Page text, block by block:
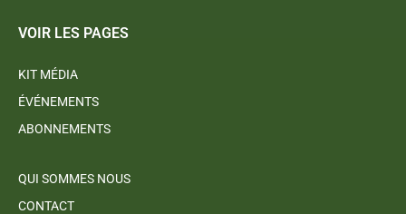
VOIR LES PAGES
KIT MÉDIA
ÉVÉNEMENTS
ABONNEMENTS
QUI SOMMES NOUS
CONTACT